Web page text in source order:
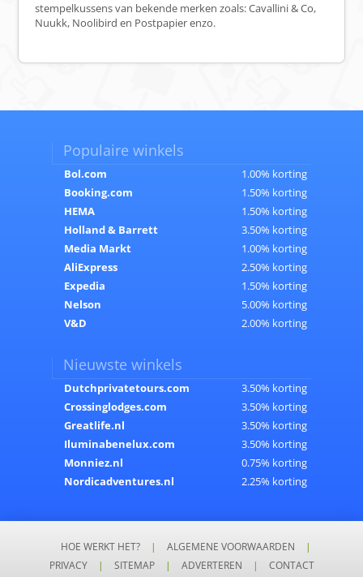
stempelkussens van bekende merken zoals: Cavallini & Co,
Nuukk, Noolibird en Postpapier enzo.
Populaire winkels
Bol.com
1.00% korting
Booking.com
1.50% korting
HEMA
1.50% korting
Holland & Barrett
3.50% korting
Media Markt
1.00% korting
AliExpress
2.50% korting
Expedia
1.50% korting
Nelson
5.00% korting
V&D
2.00% korting
Nieuwste winkels
Dutchprivatetours.com
3.50% korting
Crossinglodges.com
3.50% korting
Greatlife.nl
3.50% korting
Iluminabenelux.com
3.50% korting
Monniez.nl
0.75% korting
Nordicadventures.nl
2.25% korting
HOE WERKT HET? | ALGEMENE VOORWAARDEN
|
PRIVACY
| SITEMAP | ADVERTEREN | CONTACT